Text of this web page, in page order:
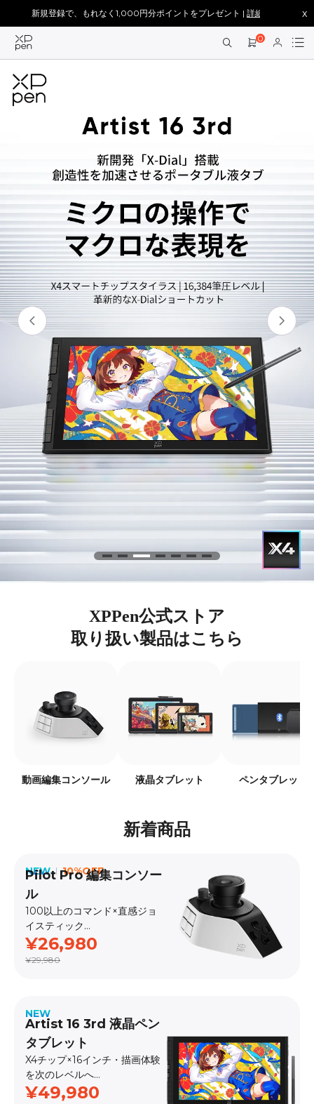
新規登録で、もれなく1,000円分ポイントをプレゼント | 詳細を見る > x
0
XPPen公式ストア
取り扱い製品はこちら
動画編集コンソール 液晶タブレット ペンタブレット
新着商品
NEW 10%OFF
Pilot Pro 編集コンソー
ル
100以上のコマンド×直感ジョ
イスティック
発売日：2026.5
¥26,980
¥29,980
NEW
Artist 16 3rd 液晶ペン
タブレット
X4チップ×16インチ・描画体験
を次のレベルへ
発売日：2026.4
¥49,980